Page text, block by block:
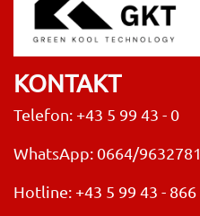
KONTAKT
Telefon: +43 5 99 43 - 0
WhatsApp: 0664/9632781
Hotline: +43 5 99 43 - 866